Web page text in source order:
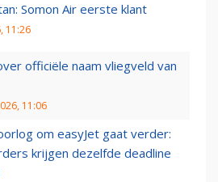
Somon Air eerste klant
11:26
officiële naam vliegveld van
11:06
om easyJet gaat verder:
krijgen dezelfde deadline